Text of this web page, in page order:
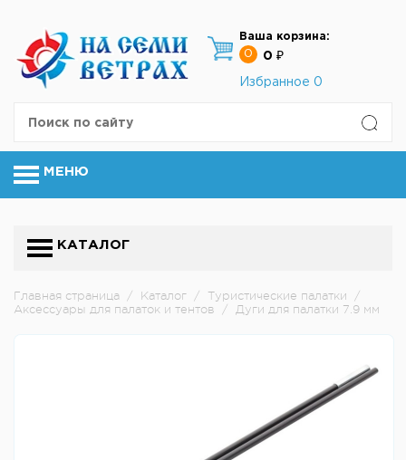
Ваша корзина:
0
0 ₽
Избранное 0
МЕНЮ
КАТАЛОГ
Главная страница / Каталог / Туристические палатки
/
Аксессуары для палаток и тентов
/ Дуги для палатки 7.9 мм